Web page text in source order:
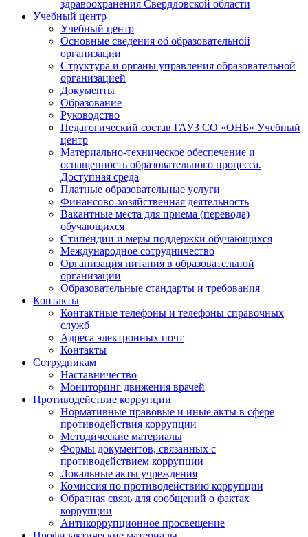
здравоохранения Свердловской области
Учебный центр
Учебный центр
Основные сведения об образовательной
организации
Структура и органы управления образовательной
организацией
Документы
Образование
Руководство
Педагогический состав ГАУЗ СО «ОНБ» Учебный
центр
Материально-техническое обеспечение и
оснащенность образовательного процесса.
Доступная среда
Платные образовательные услуги
Финансово-хозяйственная деятельность
Вакантные места для приема (перевода)
обучающихся
Стипендии и меры поддержки обучающихся
Международное сотрудничество
Организация питания в образовательной
организации
Образовательные стандарты и требования
Контакты
Контактные телефоны и телефоны справочных
служб
Адреса электронных почт
Контакты
Сотрудникам
Наставничество
Мониторинг движения врачей
Противодействие коррупции
Нормативные правовые и иные акты в сфере
противодействия коррупции
Методические материалы
Формы документов, связанных с
противодействием коррупции
Локальные акты учреждения
Комиссия по противодействию коррупции
Обратная связь для сообщений о фактах
коррупции
Антикоррупционное просвещение